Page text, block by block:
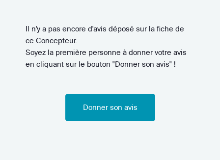
Il n'y a pas encore d'avis déposé sur la fiche de
ce Concepteur.
Soyez la première personne à donner votre avis
en cliquant sur le bouton "Donner son avis" !
Donner son avis